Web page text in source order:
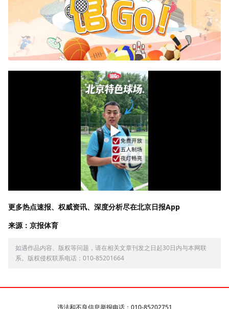
更多热点速报、权威资讯、深度分析尽在北京日报App
来源：京报体育
如遇作品内容、版权等问题，请在相关文章刊发之日起30日内与本网联
系。版权侵权联系电话：010-85201664